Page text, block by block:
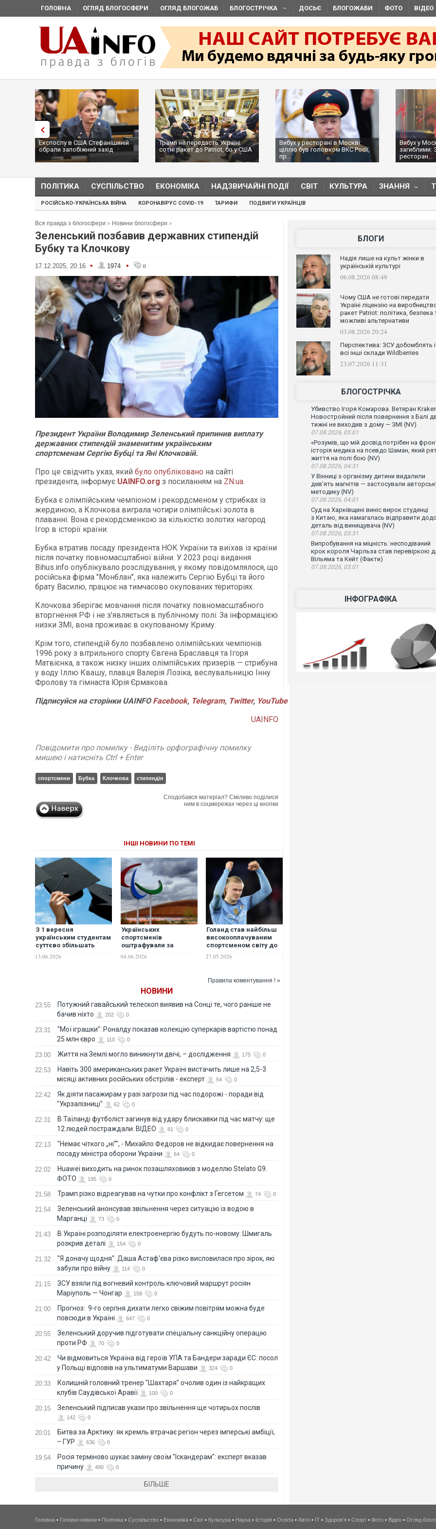
ГОЛОВНА ОГЛЯД БЛОГОСФЕРИ ОГЛЯД БЛОГОЖАБ БЛОГОСТРІЧКА ДОСЬЄ БЛОГОЖАБИ ФОТО ВІДЕО
Експослу в США Стефанішиній
обрали запобіжний захід
Трамп не передасть Україні
сотні ракет до Patriot, бо у США
...
Вибух у ресторані в Москві:
ціллю був головком ВКС Росії,
пр...
Вибух у
загиблими:
ресторан...
ПОЛІТИКА СУСПІЛЬСТВО ЕКОНОМІКА НАДЗВИЧАЙНІ ПОДІЇ СВІТ КУЛЬТУРА ЗНАННЯ
РОСІЙСЬКО-УКРАЇНСЬКА ВІЙНА КОРОНАВІРУС COVID-19 ТАРИФИ ПОДВИГИ УКРАЇНЦІВ
Вся правда з блогосфери » Новини блогосфери »
Зеленський позбавив державних стипендій
Бубку та Клочкову
17.12.2025, 20:16 • 1974 • 0
Президент України Володимир Зеленський припинив виплату
державних стипендій знаменитим українським
спортсменам Сергію Бубці та Яні Клочковій.
Про це свідчить указ, який було опубліковано на сайті
президента, інформує UAINFO.org з посиланням на ZN.ua.
Бубка є олімпійським чемпіоном і рекордсменом у стрибках із
жердиною, а Клочкова виграла чотири олімпійські золота в
плаванні. Вона є рекордсменкою за кількістю золотих нагород
Ігор в історії країни.
Бубка втратив посаду президента НОК України та виїхав із країни
після початку повномасштабної війни. У 2023 році видання
Bihus.info опублікувало розслідування, у якому повідомлялося, що
російська фірма "Монблан", яка належить Сергію Бубці та його
брату Василю, працює на тимчасово окупованих територіях.
Клочкова зберігає мовчання після початку повномасштабного
вторгнення РФ і не з'являється в публічному полі. За інформацією
низки ЗМІ, вона проживає в окупованому Криму.
Крім того, стипендій було позбавлено олімпійських чемпіонів
1996 року з вітрильного спорту Євгена Браславця та Ігоря
Матвієнка, а також низку інших олімпійських призерів — стрибуна
у воду Іллю Квашу, плавця Валерія Лозіка, веслувальницю Інну
Фролову та гімнаста Юрія Єрмакова.
Підписуйся на сторінки UAINFO Facebook, Telegram, Twitter, YouTube
UAINFO
Повідомити про помилку - Виділіть орфографічну помилку
мишею і натисніть Ctrl + Enter
спортсмени Бубка Клочкова стипендія
Сподобався матеріал? Сміливо поділися
ним в соцмережах через ці кнопки
ІНШІ НОВИНИ ПО ТЕМІ
З 1 вересня
українським студентам
суттєво збільшать
13.06.2026
Українських
спортсменів
оштрафували за
п'єдесталі під гімн
04.06.2026
Голанд став найбільш
високооплачуваним
спортсменом світу до
27.05.2026
Правила коментування ! »
НОВИНИ
23:55
Потужний гавайський телескоп виявив на Сонці те, чого раніше не
бачив ніхто
202 0
23:31
"Мої іграшки": Роналду показав колекцію суперкарів вартістю понад
25 млн євро
110 0
23:00 Життя на Землі могло виникнути двічі, – дослідження 175 0
22:53
Навіть 300 американських ракет Україні вистачить лише на 2,5-3
місяці активних російських обстрілів - експерт
54 0
22:42
Як діяти пасажирам у разі загрози під час подорожі - поради від
"Укрзалізниці"
62 0
22:31
В Таїланді футболіст загинув від удару блискавки під час матчу: ще
12 людей постраждали. ВІДЕО
81 0
22:13
"Немає чіткого „ні“", - Михайло Федоров не відкидає повернення на
посаду міністра оборони України
64 0
22:02
Huawei виходить на ринок позашляховиків з моделлю Stelato G9.
ФОТО
195 0
21:58 Трамп різко відреагував на чутки про конфлікт з Гегсетом 74 0
21:54
Зеленський анонсував звільнення через ситуацію із водою в
Марганці
73 0
21:43
В Україні розподіляти електроенергію будуть по-новому: Шмигаль
розкрив деталі
154 0
21:32
"Я доначу щодня": Даша Астаф'єва різко висловилася про зірок, які
забули про війну
114 0
21:15
ЗСУ взяли під вогневий контроль ключовий маршрут росіян
Маріуполь — Чонгар
158 0
21:00
Прогноз: 9-го серпня дихати легко свіжим повітрям можна буде
повсюди в Україні
647 0
20:55
Зеленський доручив підготувати спеціальну санкційну операцію
проти РФ
70 0
20:42
Чи відмовиться Україна від героїв УПА та Бандери заради ЄС: посол
у Польщі відповів на ультиматуми Варшави
324 0
20:33
Колишній головний тренер "Шахтаря" очолив один із найкращих
клубів Саудівської Аравії
100 0
20:15 Зеленський підписав укази про звільнення ще чотирьох послів
142 0
20:01
Битва за Арктику: як кремль втрачає регіон через імперські амбіції,
– ГУР
636 0
19:54
Росія терміново шукає заміну своїм "Іскандерам": експерт вказав
причину
490 0
БІЛЬШЕ
БЛОГИ
Надія лише на культ жінки в
українській культурі
06.08.2026 08:49
Чому США не готові передати
Україні ліцензію на
ракет Patriot: політика, безпека
можливі альтернативи
03.08.2026 20:24
Перспектива: ЗСУ добомблять і
всі інші склади Wildberries
23.07.2026 11:31
БЛОГОСТРІЧКА
Убивство Ігоря Комарова. Ветеран Kraken
Новостройний після повернення з Балі
тижні не виходив з дому — ЗМІ (NV)
07.08.2026, 05:01
«Розумів, що мій досвід потрібен на
історія медика на псевдо Шаман, який
життя на полі бою (NV)
07.08.2026, 04:31
У Вінниці з організму дитини видалили
дев’ять магнітів — застосували
методику (NV)
07.08.2026, 04:01
Суд на Харківщині виніс вирок студенці
з Китаю, яка намагалась відправити
деталь від винищувача (NV)
07.08.2026, 03:31
Випробування на міцність: несподіваний
крок короля Чарльза став перевіркою
Вільяма та Кейт (Факти)
07.08.2026, 03:01
ІНФОГРАФІКА
Росія атакувала Суми
торговельний центр,
Топпосадовцю Повітряних
Головна • Головні новини • Політика • Суспільство • Економіка • Світ • Культура • Наука • Історія • Освіта • Авто • IT • Здоров'я • Спорт • Фото • Відео • Огляд